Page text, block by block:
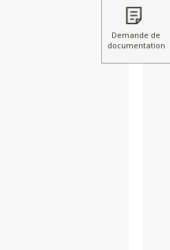
Demande de
documentation